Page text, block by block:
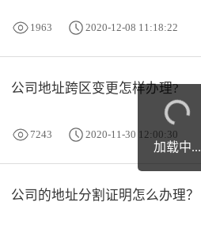
1963 2020-12-08 11:18:22
公司地址跨区变更怎样办理?
7243 2020-11-30 12:00:30
公司的地址分割证明怎么办理？
加载中...